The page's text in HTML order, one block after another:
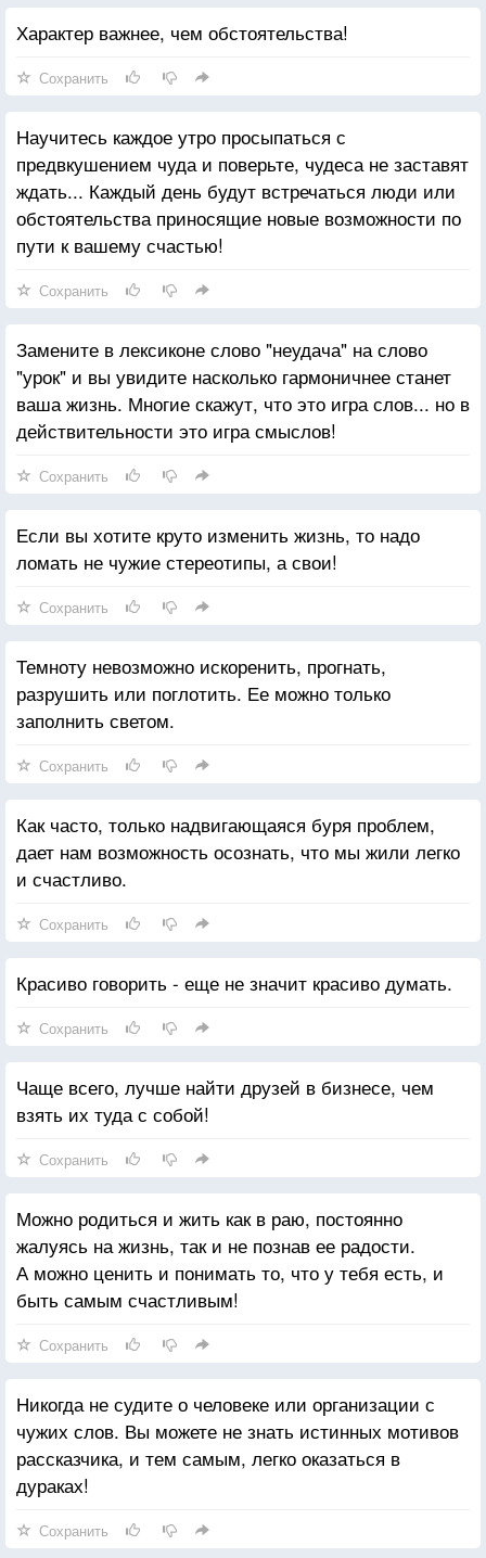
Характер важнее, чем обстоятельства!
Сохранить
Научитесь каждое утро просыпаться с
предвкушением чуда и поверьте, чудеса не заставят
ждать... Каждый день будут встречаться люди или
обстоятельства приносящие новые возможности по
пути к вашему счастью!
Сохранить
Замените в лексиконе слово "неудача" на слово
"урок" и вы увидите насколько гармоничнее станет
ваша жизнь. Многие скажут, что это игра слов... но в
действительности это игра смыслов!
Сохранить
Если вы хотите круто изменить жизнь, то надо
ломать не чужие стереотипы, а свои!
Сохранить
Темноту невозможно искоренить, прогнать,
разрушить или поглотить. Ее можно только
заполнить светом.
Сохранить
Как часто, только надвигающаяся буря проблем,
дает нам возможность осознать, что мы жили легко
и счастливо.
Сохранить
Красиво говорить - еще не значит красиво думать.
Сохранить
Чаще всего, лучше найти друзей в бизнесе, чем
взять их туда с собой!
Сохранить
Можно родиться и жить как в раю, постоянно
жалуясь на жизнь, так и не познав ее радости.
А можно ценить и понимать то, что у тебя есть, и
быть самым счастливым!
Сохранить
Никогда не судите о человеке или организации с
чужих слов. Вы можете не знать истинных мотивов
рассказчика, и тем самым, легко оказаться в
дураках!
Сохранить